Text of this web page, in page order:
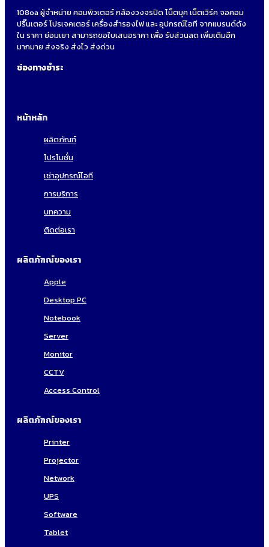
108oa ผู้จำหน่าย คอมพิวเตอร์ กล้องวงจรปิด โน็ตบุค เน็ตเวิร์ค จอคอม
ปริ๊นเตอร์ โปรเจคเตอร์ เครื่องสำรองไฟ และ อุปกรณ์ไอที จากแบรนด์ดัง
ใน ราคา ย่อมเยา สามารถขอใบเสนอราคา เพื่อ รับส่วนลด เพิ่มเติมอีก
มากมาย ส่งจริง ส่งไว ส่งด่วน
ช่องทางชำระ
หน้าหลัก
ผลิตภัณฑ์
โปรโมชั่น
เช่าอุปกรณ์ไอที
การบริการ
บทความ
ติดต่อเรา
ผลิตภัฑณ์ของเรา
Apple
Desktop PC
Notebook
Server
Monitor
CCTV
Access Control
ผลิตภัฑณ์ของเรา
Printer
Projector
Network
UPS
Software
Tablet